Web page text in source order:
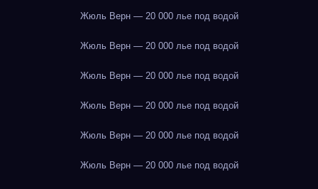
Жюль Верн — 20 000 лье под водой
Жюль Верн — 20 000 лье под водой
Жюль Верн — 20 000 лье под водой
Жюль Верн — 20 000 лье под водой
Жюль Верн — 20 000 лье под водой
Жюль Верн — 20 000 лье под водой